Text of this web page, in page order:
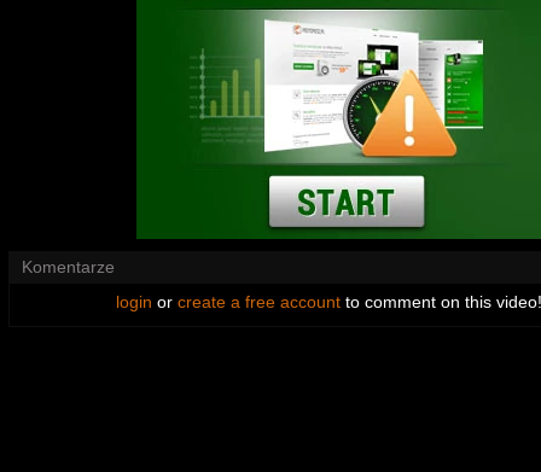
Komentarze
login or create a free accountto comment on this video!